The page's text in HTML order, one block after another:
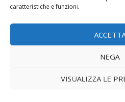
caratteristiche e funzioni.
NEGA
VISUALIZZA LE